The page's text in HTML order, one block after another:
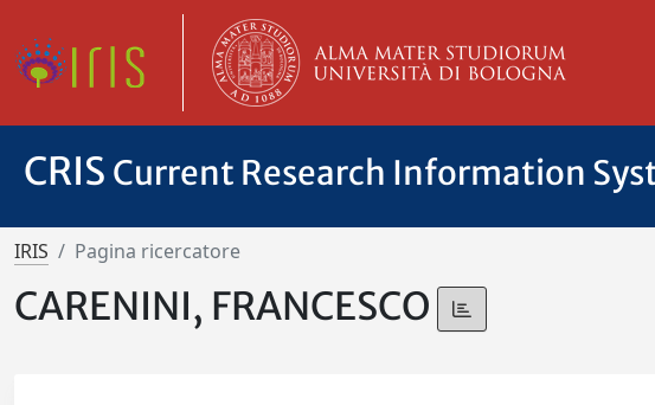
CRIS Current Research Information
IRIS Pagina ricercatore
CARENINI, FRANCESCO